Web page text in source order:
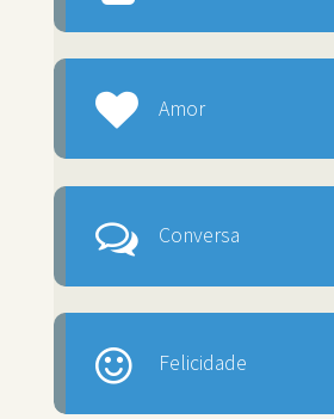
Amor
Conversa
Felicidade